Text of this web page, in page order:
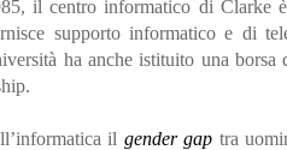
il centro informatico di Clarke
supporto informatico e di
ha anche istituito una
il gender gap tra